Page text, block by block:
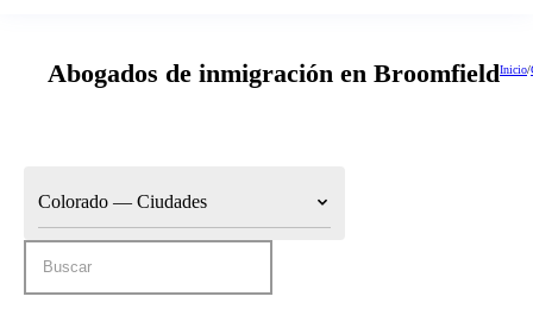
Abogados de inmigración en BroomfieldInicio/
Colorado — Ciudades